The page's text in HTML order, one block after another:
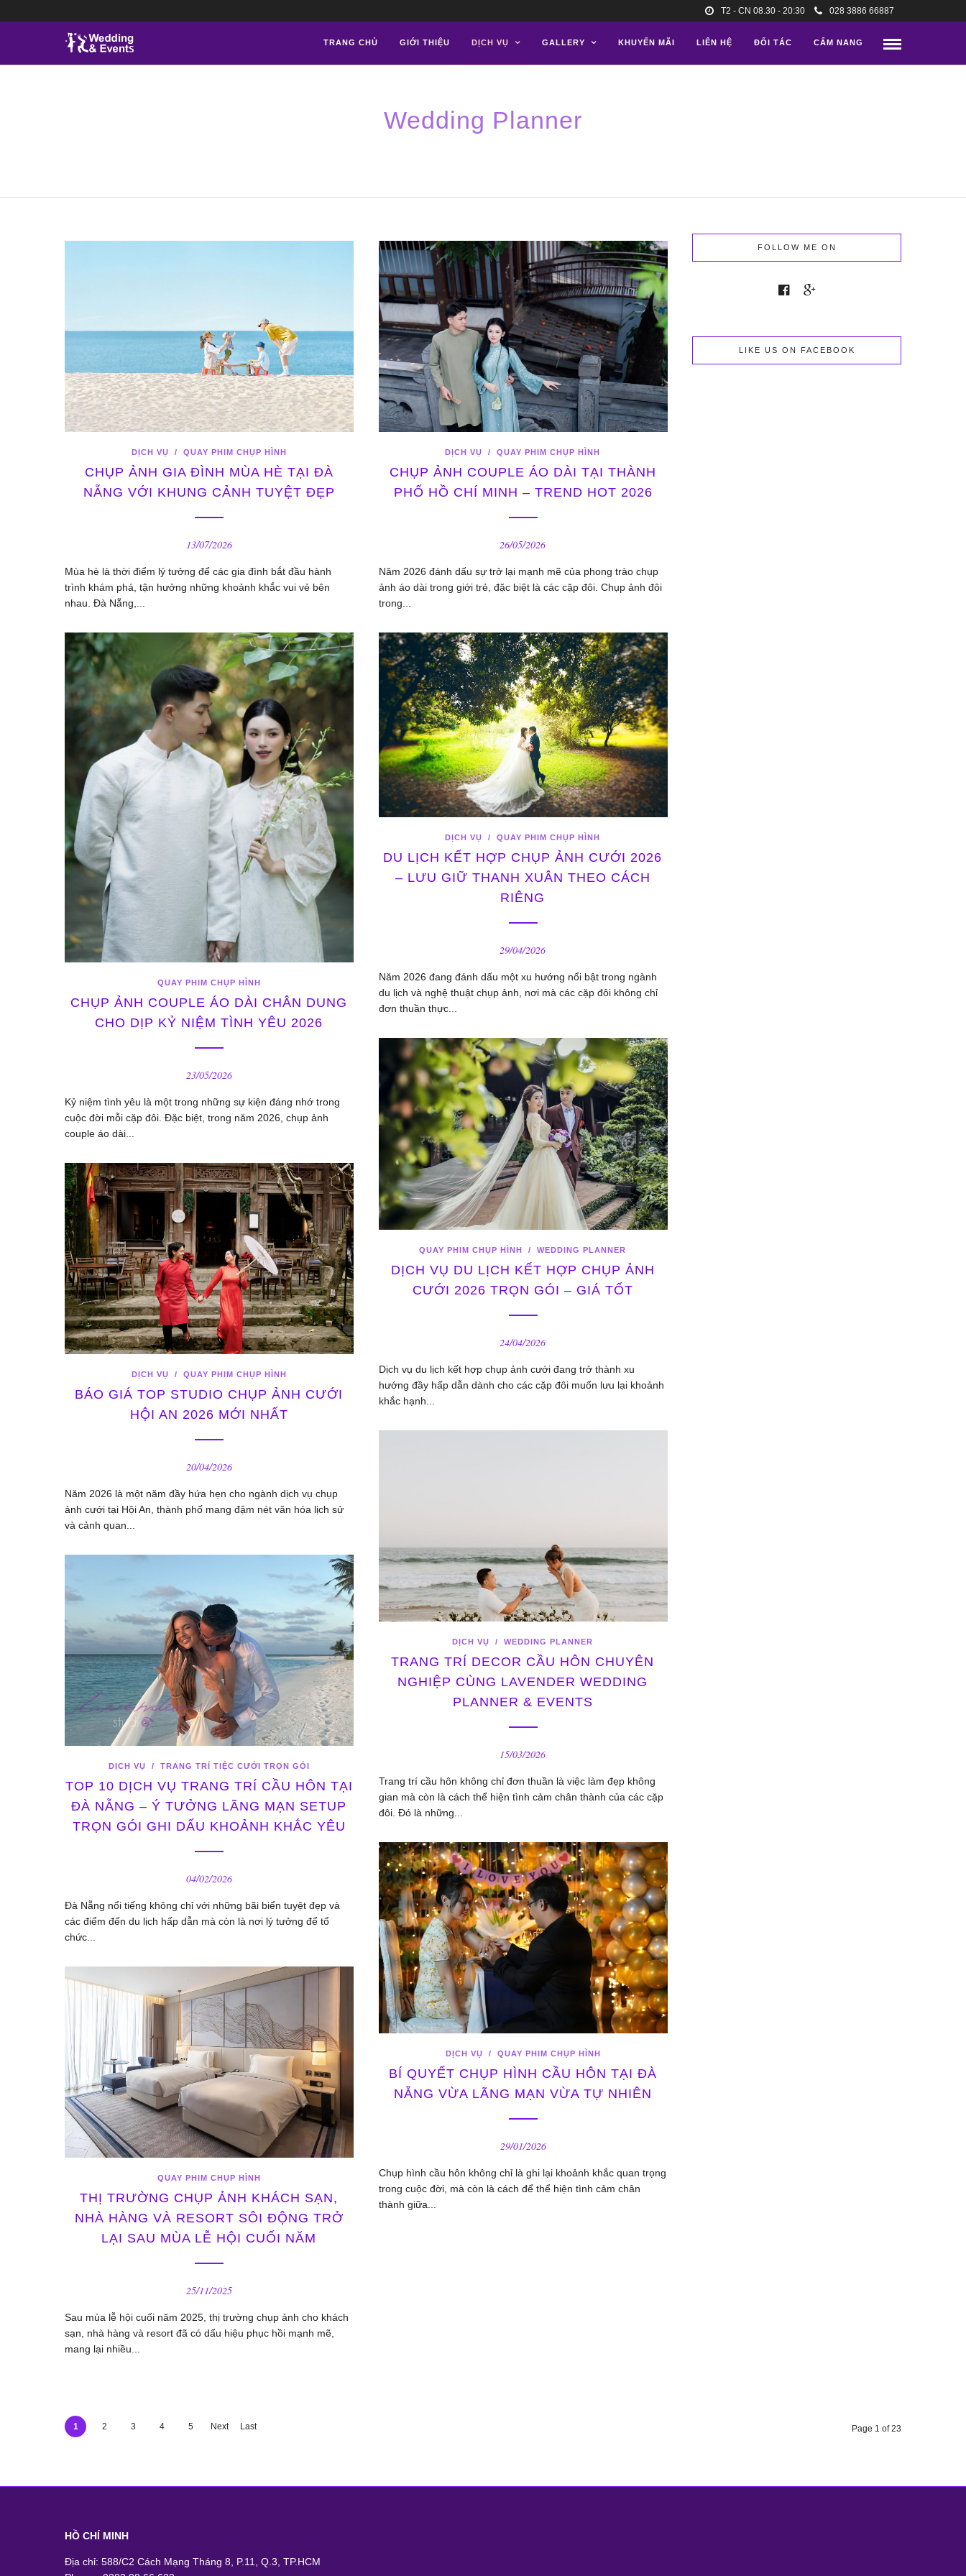
T2 - CN 08.30 - 20:30 028 3886 66887
TRANG CHỦ GIỚI THIỆU DỊCH VỤ GALLERY KHUYẾN MÃI LIÊN HỆ ĐỐI TÁC CẨM NANG
Wedding Planner
DỊCH VỤ / QUAY PHIM CHỤP HÌNH
CHỤP ẢNH GIA ĐÌNH MÙA HÈ TẠI ĐÀ
NẴNG VỚI KHUNG CẢNH TUYỆT ĐẸP
13/07/2026
Mùa hè là thời điểm lý tưởng để các gia đình bắt đầu hành
trình khám phá, tận hưởng những khoảnh khắc vui vẻ bên
nhau. Đà Nẵng,...
DỊCH VỤ /QUAY PHIM CHỤP HÌNH
CHỤP ẢNH COUPLE ÁO DÀI TẠI THÀNH
PHỐ HỒ CHÍ MINH – TREND HOT 2026
26/05/2026
Năm 2026 đánh dấu sự trở lại mạnh mẽ của phong trào chụp
ảnh áo dài trong giới trẻ, đặc biệt là các cặp đôi. Chụp ảnh đôi
trong...
QUAY PHIM CHỤP HÌNH
CHỤP ẢNH COUPLE ÁO DÀI CHÂN DUNG
CHO DỊP KỶ NIỆM TÌNH YÊU 2026
23/05/2026
Kỷ niệm tình yêu là một trong những sự kiện đáng nhớ trong
cuộc đời mỗi cặp đôi. Đặc biệt, trong năm 2026, chụp ảnh
couple áo dài...
DỊCH VỤ /QUAY PHIM CHỤP HÌNH
DU LỊCH KẾT HỢP CHỤP ẢNH CƯỚI 2026
– LƯU GIỮ THANH XUÂN THEO CÁCH
RIÊNG
29/04/2026
Năm 2026 đang đánh dấu một xu hướng nổi bật trong ngành
du lịch và nghệ thuật chụp ảnh, nơi mà các cặp đôi không chỉ
đơn thuần thực...
QUAY PHIM CHỤP HÌNH /WEDDING PLANNER
DỊCH VỤ DU LỊCH KẾT HỢP CHỤP ẢNH
CƯỚI 2026 TRỌN GÓI – GIÁ TỐT
24/04/2026
Dịch vụ du lịch kết hợp chụp ảnh cưới đang trở thành xu
hướng đầy hấp dẫn dành cho các cặp đôi muốn lưu lại khoảnh
khắc hạnh...
DỊCH VỤ / QUAY PHIM CHỤP HÌNH
BÁO GIÁ TOP STUDIO CHỤP ẢNH CƯỚI
HỘI AN 2026 MỚI NHẤT
20/04/2026
Năm 2026 là một năm đầy hứa hẹn cho ngành dịch vụ chụp
ảnh cưới tại Hội An, thành phố mang đậm nét văn hóa lịch sử
và cảnh quan...
DỊCH VỤ /WEDDING PLANNER
TRANG TRÍ DECOR CẦU HÔN CHUYÊN
NGHIỆP CÙNG LAVENDER WEDDING
PLANNER & EVENTS
15/03/2026
Trang trí cầu hôn không chỉ đơn thuần là việc làm đẹp không
gian mà còn là cách thể hiện tình cảm chân thành của các cặp
đôi. Đó là những...
DỊCH VỤ / TRANG TRÍ TIỆC CƯỚI TRỌN GÓI
TOP 10 DỊCH VỤ TRANG TRÍ CẦU HÔN TẠI
ĐÀ NẴNG – Ý TƯỞNG LÃNG MẠN SETUP
TRỌN GÓI GHI DẤU KHOẢNH KHẮC YÊU
04/02/2026
Đà Nẵng nổi tiếng không chỉ với những bãi biển tuyệt đẹp và
các điểm đến du lịch hấp dẫn mà còn là nơi lý tưởng để tổ
chức...
DỊCH VỤ / QUAY PHIM CHỤP HÌNH
BÍ QUYẾT CHỤP HÌNH CẦU HÔN TẠI ĐÀ
NẴNG VỪA LÃNG MẠN VỪA TỰ NHIÊN
29/01/2026
Chụp hình cầu hôn không chỉ là ghi lại khoảnh khắc quan trọng
trong cuộc đời, mà còn là cách để thể hiện tình cảm chân
thành giữa...
QUAY PHIM CHỤP HÌNH
THỊ TRƯỜNG CHỤP ẢNH KHÁCH SẠN,
NHÀ HÀNG VÀ RESORT SÔI ĐỘNG TRỞ
LẠI SAU MÙA LỄ HỘI CUỐI NĂM
25/11/2025
Sau mùa lễ hội cuối năm 2025, thị trường chụp ảnh cho khách
sạn, nhà hàng và resort đã có dấu hiệu phục hồi mạnh mẽ,
mang lại nhiều...
FOLLOW ME ON
LIKE US ON FACEBOOK
1 2 3 4 5 Next Last Page 1 of 23
HỒ CHÍ MINH
Địa chỉ: 588/C2 Cách Mạng Tháng 8, P.11, Q.3, TP.HCM